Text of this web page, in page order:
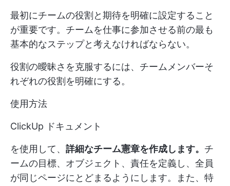
最初にチームの役割と期待を明確に設定すること
が重要です。チームを仕事に参加させる前の最も
基本的なステップと考えなければならない。
役割の曖昧さを克服するには、チームメンバーそ
れぞれの役割を明確にする。
使用方法
ClickUp ドキュメント
を使用して、 詳細なチーム憲章を作成します。 チ
ームの目標、オブジェクト、責任を定義し、全員
が同じページにとどまるようにします。また、特